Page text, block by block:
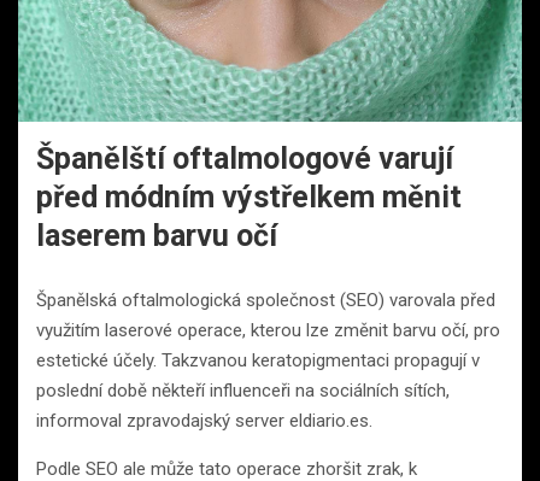
Španělští oftalmologové varují
před módním výstřelkem měnit
laserem barvu očí
Španělská oftalmologická společnost (SEO) varovala před
využitím laserové operace, kterou lze změnit barvu očí, pro
estetické účely. Takzvanou keratopigmentaci propagují v
poslední době někteří influenceři na sociálních sítích,
informoval zpravodajský server eldiario.es.
Podle SEO ale může tato operace zhoršit zrak, k